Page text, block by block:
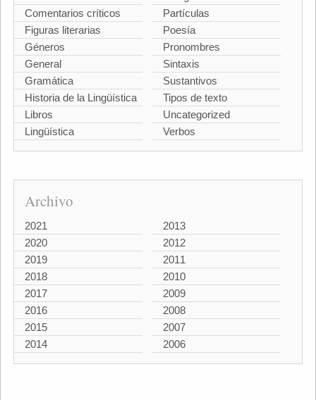
Comentarios críticos
Figuras literarias
Géneros
General
Gramática
Historia de la Lingüística
Libros
Lingüística
Partículas
Poesía
Pronombres
Sintaxis
Sustantivos
Tipos de texto
Uncategorized
Verbos
Archivo
2021
2020
2019
2018
2017
2016
2015
2014
2013
2012
2011
2010
2009
2008
2007
2006